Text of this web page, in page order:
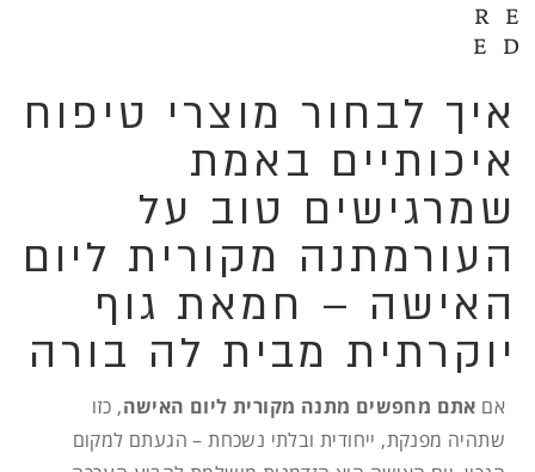
RE
ED
איך לבחור מוצרי טיפוח
איכותיים באמת
שמרגישים טוב על
העורמתנה מקורית ליום
האישה – חמאת גוף
יוקרתית מבית לה בורה
אם אתם מחפשים מתנה מקורית ליום האישה, כזו
שתהיה מפנקת, ייחודית ובלתי נשכחת – הגעתם למקום